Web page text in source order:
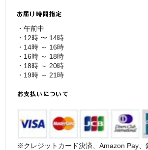
・午前中
・12時 〜 14時
・14時 ～ 16時
・16時 ～ 18時
・18時 ～ 20時
・19時 ～ 21時
※クレジットカード決済、Amazon Pay、